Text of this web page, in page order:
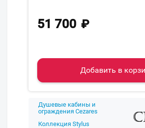
51 700 ₽
Добавить в
Душевые кабины и
ограждения Cezares
Коллекция Stylus